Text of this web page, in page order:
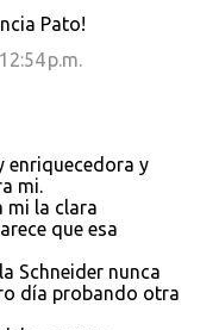
Pato!
p.m.
enriquecedora y
mi.
mi la clara
que esa
Schneider nunca
día probando otra